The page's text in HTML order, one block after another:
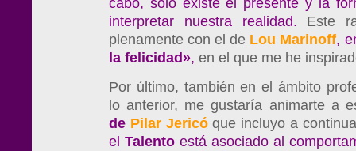
cabo, sólo existe el presente y la
interpretar nuestra realidad. Este
plenamente con el de Lou Marinoff,
la felicidad», en el que me he
Por último, también en el ámbito
lo anterior, me gustaría animarte a
de Pilar Jericóque incluyo a
el Talento está asociado al